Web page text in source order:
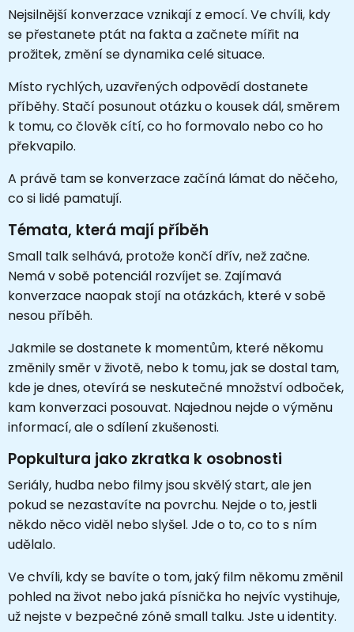
Nejsilnější konverzace vznikají z emocí. Ve chvíli, kdy
se přestanete ptát na fakta a začnete mířit na
prožitek, změní se dynamika celé situace.
Místo rychlých, uzavřených odpovědí dostanete
příběhy. Stačí posunout otázku o kousek dál, směrem
k tomu, co člověk cítí, co ho formovalo nebo co ho
překvapilo.
A právě tam se konverzace začíná lámat do něčeho,
co si lidé pamatují.
Témata, která mají příběh
Small talk selhává, protože končí dřív, než začne.
Nemá v sobě potenciál rozvíjet se. Zajímavá
konverzace naopak stojí na otázkách, které v sobě
nesou příběh.
Jakmile se dostanete k momentům, které někomu
změnily směr v životě, nebo k tomu, jak se dostal tam,
kde je dnes, otevírá se neskutečné množství odboček,
kam konverzaci posouvat. Najednou nejde o výměnu
informací, ale o sdílení zkušenosti.
Popkultura jako zkratka k osobnosti
Seriály, hudba nebo filmy jsou skvělý start, ale jen
pokud se nezastavíte na povrchu. Nejde o to, jestli
někdo něco viděl nebo slyšel. Jde o to, co to s ním
udělalo.
Ve chvíli, kdy se bavíte o tom, jaký film někomu změnil
pohled na život nebo jaká písnička ho nejvíc vystihuje,
už nejste v bezpečné zóně small talku. Jste u identity.